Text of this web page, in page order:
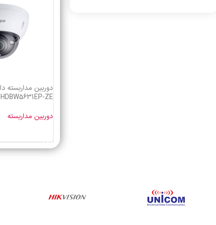
HDBW5631EP-ZE
دوربین مداربسته